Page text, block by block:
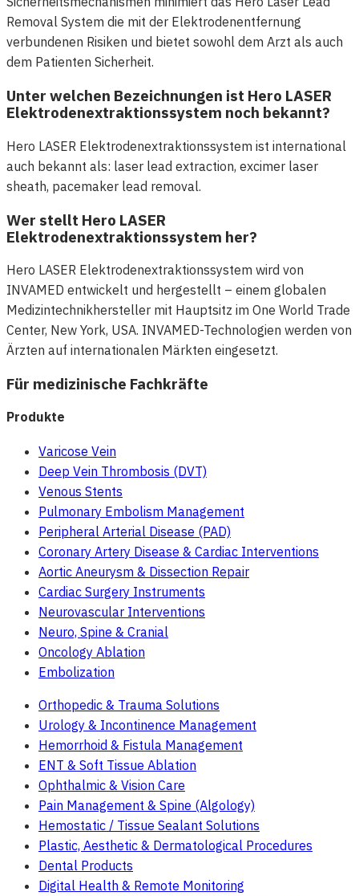
Removal System die mit der Elektrodenentfernung
verbundenen Risiken und bietet sowohl dem Arzt als auch
dem Patienten Sicherheit.
Unter welchen Bezeichnungen ist Hero LASER
Elektrodenextraktionssystem noch bekannt?
Hero LASER Elektrodenextraktionssystem ist international
auch bekannt als: laser lead extraction, excimer laser
sheath, pacemaker lead removal.
Wer stellt Hero LASER
Elektrodenextraktionssystem her?
Hero LASER Elektrodenextraktionssystem wird von
INVAMED entwickelt und hergestellt – einem globalen
Medizintechnikhersteller mit Hauptsitz im One World Trade
Center, New York, USA. INVAMED-Technologien werden von
Ärzten auf internationalen Märkten eingesetzt.
Für medizinische Fachkräfte
Produkte
Varicose Vein
Deep Vein Thrombosis (DVT)
Venous Stents
Pulmonary Embolism Management
Peripheral Arterial Disease (PAD)
Coronary Artery Disease & Cardiac Interventions
Aortic Aneurysm & Dissection Repair
Cardiac Surgery Instruments
Neurovascular Interventions
Neuro, Spine & Cranial
Oncology Ablation
Embolization
Orthopedic & Trauma Solutions
Urology & Incontinence Management
Hemorrhoid & Fistula Management
ENT & Soft Tissue Ablation
Ophthalmic & Vision Care
Pain Management & Spine (Algology)
Hemostatic / Tissue Sealant Solutions
Plastic, Aesthetic & Dermatological Procedures
Dental Products
Digital Health & Remote Monitoring